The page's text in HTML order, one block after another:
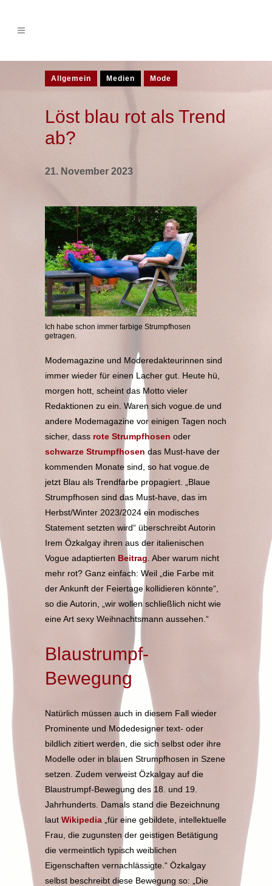
Allgemein Medien Mode
Löst blau rot als Trend
ab?
21. November 2023
Ich habe schon immer farbige Strumpfhosen
getragen.
Modemagazine und Moderedakteurinnen sind
immer wieder für einen Lacher gut. Heute hü,
morgen hott, scheint das Motto vieler
Redaktionen zu ein. Waren sich vogue.de und
andere Modemagazine vor einigen Tagen noch
sicher, dass rote Strumpfhosen oder
schwarze Strumpfhosen das Must-have der
kommenden Monate sind, so hat vogue.de
jetzt Blau als Trendfarbe propagiert. „Blaue
Strumpfhosen sind das Must-have, das im
Herbst/Winter 2023/2024 ein modisches
Statement setzten wird“ überschreibt Autorin
Irem Özkalgay ihren aus der italienischen
Vogue adaptierten Beitrag . Aber warum nicht
mehr rot? Ganz einfach: Weil „die Farbe mit
der Ankunft der Feiertage kollidieren könnte“,
so die Autorin, „wir wollen schließlich nicht wie
eine Art sexy Weihnachtsmann aussehen.“
Blaustrumpf-
Bewegung
Natürlich müssen auch in diesem Fall wieder
Prominente und Modedesigner text- oder
bildlich zitiert werden, die sich selbst oder ihre
Modelle oder in blauen Strumpfhosen in Szene
setzen. Zudem verweist Özkalgay auf die
Blaustrumpf-Bewegung des 18. und 19.
Jahrhunderts. Damals stand die Bezeichnung
laut Wikipedia „für eine gebildete, intellektuelle
Frau, die zugunsten der geistigen Betätigung
die vermeintlich typisch weiblichen
Eigenschaften vernachlässigte.“ Özkalgay
selbst beschreibt diese Bewegung so: „Die